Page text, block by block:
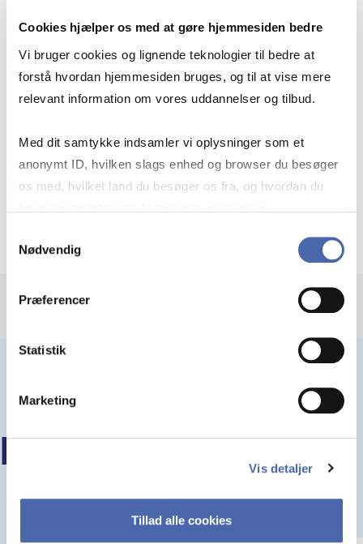
Cookies hjælper os med at gøre hjemmesiden bedre
Vi bruger cookies og lignende teknologier til bedre at
forstå hvordan hjemmesiden bruges, og til at vise mere
relevant information om vores uddannelser og tilbud.
Med dit samtykke indsamler vi oplysninger som et
anonymt ID, hvilken slags enhed og browser du besøger
os med, hvilket land du besøger os fra, og hvordan du
markedsføring. Du bestemmer selv - og kan altid trække
Nødvendig
Præferencer
Statistik
Marketing
Vis detaljer
Tillad alle cookies
Hverdagshold (tirsdag og/eller torsdag) kl.
17:10-20:40
Lørdagshold kl. 9:00-14:15.
forberedelse i uge 23.
Læs nærmere om form og format i
FLERE KURSER PÅ HD